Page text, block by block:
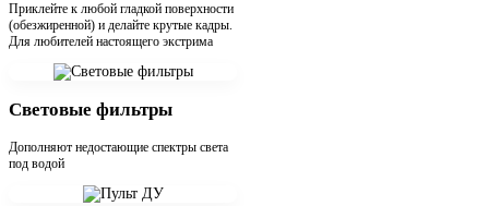
Приклейте к любой гладкой поверхности
(обезжиренной) и делайте крутые кадры.
Для любителей настоящего экстрима
Световые фильтры
Дополняют недостающие спектры света
под водой